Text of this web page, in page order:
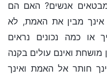
אנשים? האם הם
אינך מבין את האמת, לא
או כמה נכונים נראים
מושחת ואינם עולים בקנה
חותר אל האמת ואינך